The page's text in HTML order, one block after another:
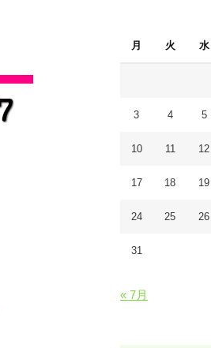
月 火 水
3 4 5
10 11 12
17 18 19
24 25 26
31
« 7月